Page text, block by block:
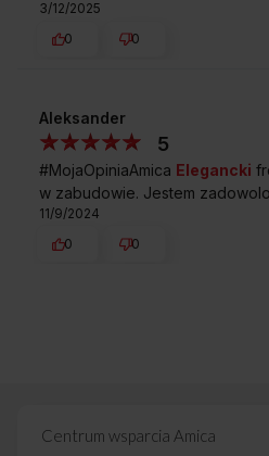
3/12/2025
0
0
Aleksander
5
#MojaOpiniaAmica Elegancki
w zabudowie. Jestem
11/9/2024
0
0
Centrum wsparcia Amica